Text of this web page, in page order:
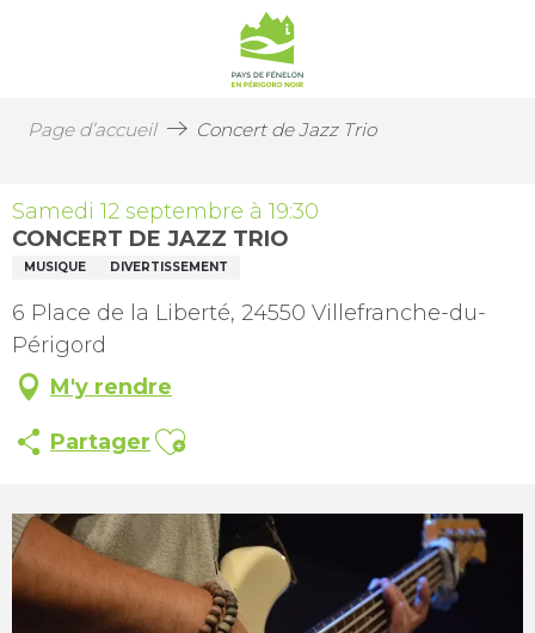
Page d’accueil Concert de Jazz Trio
Samedi 12 septembre à 19:30
CONCERT DE JAZZ TRIO
MUSIQUE DIVERTISSEMENT
6 Place de la Liberté, 24550 Villefranche-du-
Périgord
M'y rendre
Partager Ajouter aux favoris